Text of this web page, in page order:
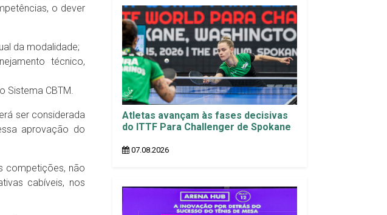
o dever
da modalidade;
técnico,
Sistema CBTM.
ser considerada
aprovação do
competições, não
cabíveis, nos
Atletas avançam às fases decisivas
do ITTF Para Challenger de Spokane
07.08.2026